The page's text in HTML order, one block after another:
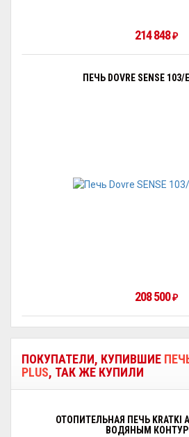
214 848₽
ПЕЧЬ DOVRE SENSE 103/
208 500₽
ПОКУПАТЕЛИ, КУПИВШИЕ
PLUS, ТАК ЖЕ КУПИЛИ
ОТОПИТЕЛЬНАЯ ПЕЧЬ KRATKI
ВОДЯНЫМ